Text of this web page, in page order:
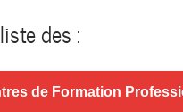
des :
de Formation